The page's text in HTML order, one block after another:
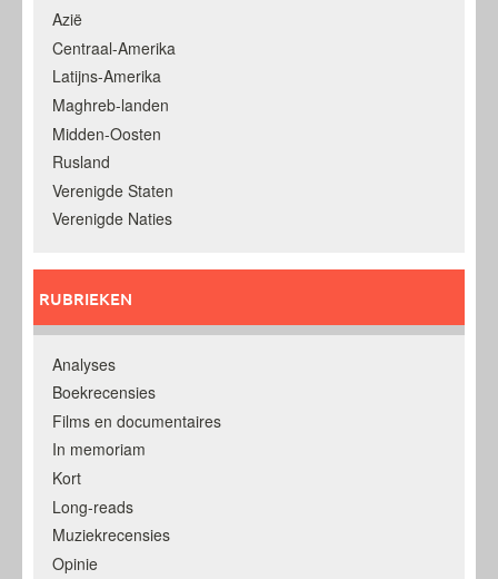
Azië
Centraal-Amerika
Latijns-Amerika
Maghreb-landen
Midden-Oosten
Rusland
Verenigde Staten
Verenigde Naties
RUBRIEKEN
Analyses
Boekrecensies
Films en documentaires
In memoriam
Kort
Long-reads
Muziekrecensies
Opinie